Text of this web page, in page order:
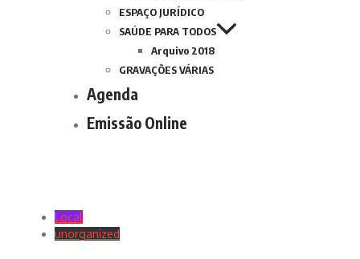
ESPAÇO JURÍDICO
SAÚDE PARA TODOS
Arquivo 2018
GRAVAÇÕES VÁRIAS
Agenda
Emissão Online
Local
unorganized